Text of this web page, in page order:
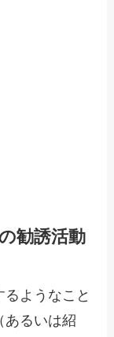
勧誘活動
ようなこと
あるいは紹